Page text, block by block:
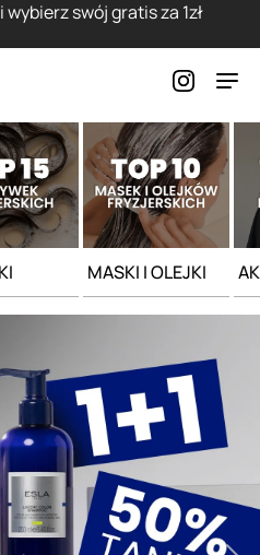
swój gratis za 1zł
MASKI I OLEJKI